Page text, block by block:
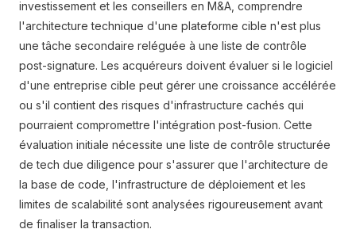
investissement et les conseillers en M&A, comprendre
l'architecture technique d'une plateforme cible n'est plus
une tâche secondaire reléguée à une liste de contrôle
post-signature. Les acquéreurs doivent évaluer si le logiciel
d'une entreprise cible peut gérer une croissance accélérée
ou s'il contient des risques d'infrastructure cachés qui
pourraient compromettre l'intégration post-fusion. Cette
évaluation initiale nécessite une liste de contrôle structurée
de tech due diligence pour s'assurer que l'architecture de
la base de code, l'infrastructure de déploiement et les
limites de scalabilité sont analysées rigoureusement avant
de finaliser la transaction.